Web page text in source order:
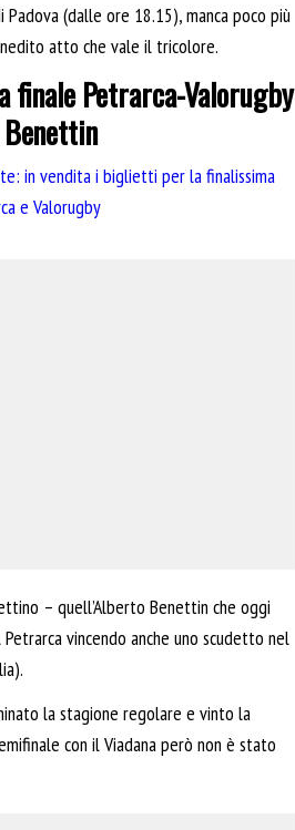
(dalle ore 18.15), manca poco più
atto che vale il tricolore.
finale Petrarca-Valorugby
in vendita i biglietti per la finalissima
e Valorugby
– quell’Alberto Benettin che oggi
vincendo anche uno scudetto nel
la stagione regolare e vinto la
con il Viadana però non è stato